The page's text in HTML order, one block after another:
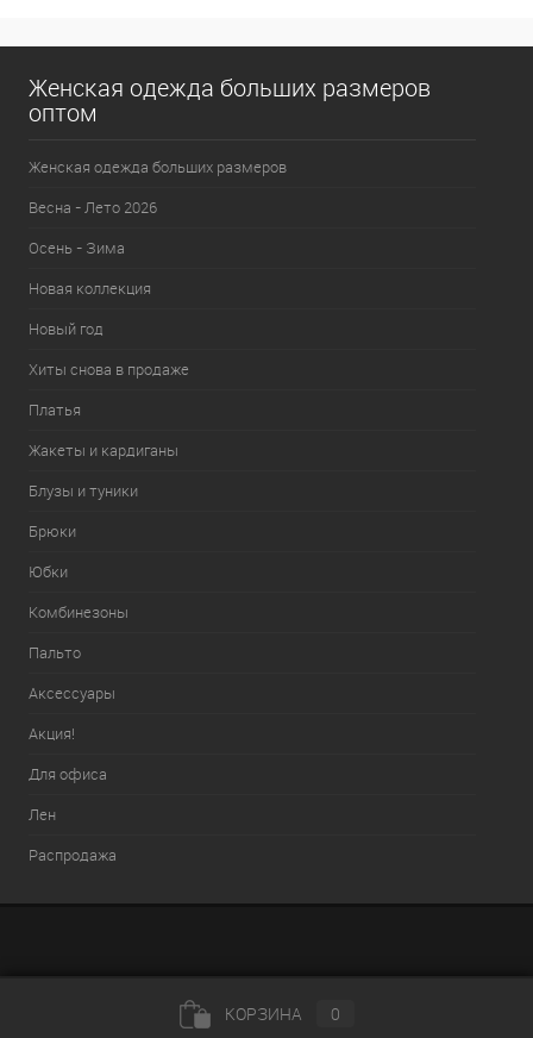
Женская одежда больших размеров
оптом
Женская одежда больших размеров
Весна - Лето 2026
Осень - Зима
Новая коллекция
Новый год
Хиты снова в продаже
Платья
Жакеты и кардиганы
Блузы и туники
Брюки
Юбки
Комбинезоны
Пальто
Аксессуары
Акция!
Для офиса
Лен
Распродажа
КОРЗИНА 0